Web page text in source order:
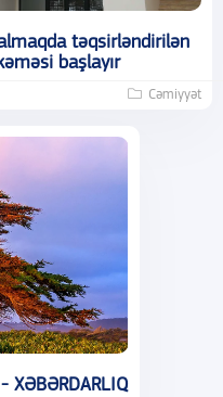
təqsirləndirilən
başlayır
Cəmiyyət
XƏBƏRDARLIQ